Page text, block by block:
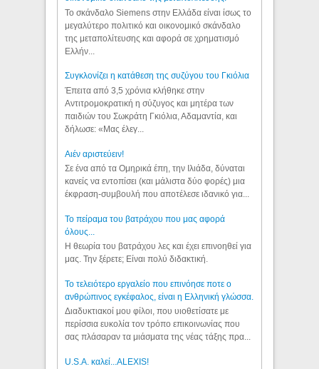
Το σκάνδαλο Siemens στην Ελλάδα είναι ίσως το
μεγαλύτερο πολιτικό και οικονομικό σκάνδαλο
της μεταπολίτευσης και αφορά σε χρηματισμό
Ελλήν...
Συγκλονίζει η κατάθεση της συζύγου του Γκιόλια
Έπειτα από 3,5 χρόνια κλήθηκε στην
Αντιτρομοκρατική η σύζυγος και μητέρα των
παιδιών του Σωκράτη Γκιόλια, Αδαμαντία, και
δήλωσε: «Μας έλεγ...
Aιέν αριστεύειν!
Σε ένα από τα Ομηρικά έπη, την Ιλιάδα, δύναται
κανείς να εντοπίσει (και μάλιστα δύο φορές) μια
έκφραση-συμβουλή που αποτέλεσε ιδανικό για...
Το πείραμα του βατράχου που μας αφορά
όλους...
Η θεωρία του βατράχου λες και έχει επινοηθεί για
μας. Την ξέρετε; Είναι πολύ διδακτική.
Το τελειότερο εργαλείο που επινόησε ποτε ο
ανθρώπινος εγκέφαλος, είναι η Ελληνική γλώσσα.
Διαδυκτιακοί μου φίλοι, που υιοθετίσατε με
περίσσια ευκολία τον τρόπο επικοινωνίας που
σας πλάσαραν τα μιάσματα της νέας τάξης πρα...
U.S.A. καλεί...ALEXIS!